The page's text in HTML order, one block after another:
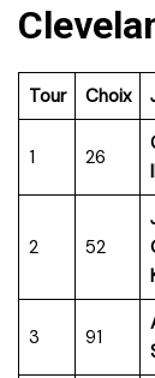
Tour Choix
1 26
2 52
3 91